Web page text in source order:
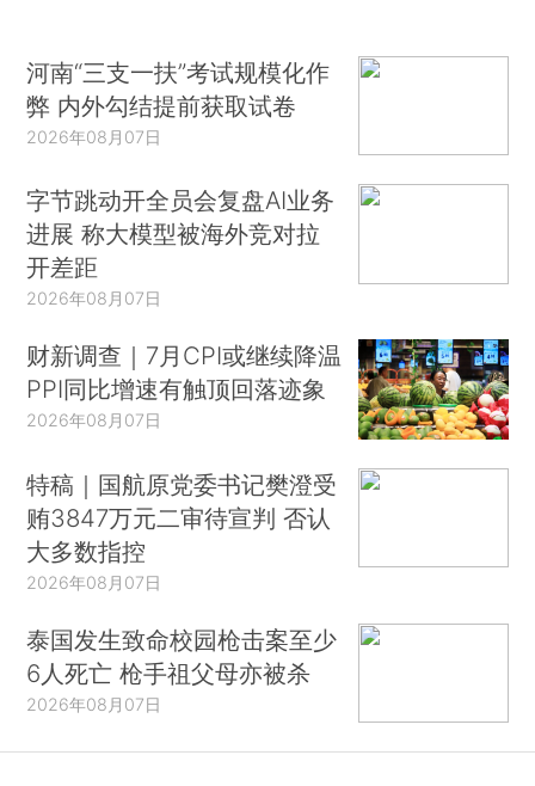
河南“三支一扶”考试规模化作
弊 内外勾结提前获取试卷
2026年08月07日
字节跳动开全员会复盘AI业务
进展 称大模型被海外竞对拉
开差距
2026年08月07日
财新调查｜7月CPI或继续降温
PPI同比增速有触顶回落迹象
2026年08月07日
特稿｜国航原党委书记樊澄受
贿3847万元二审待宣判 否认
大多数指控
2026年08月07日
泰国发生致命校园枪击案至少
6人死亡 枪手祖父母亦被杀
2026年08月07日